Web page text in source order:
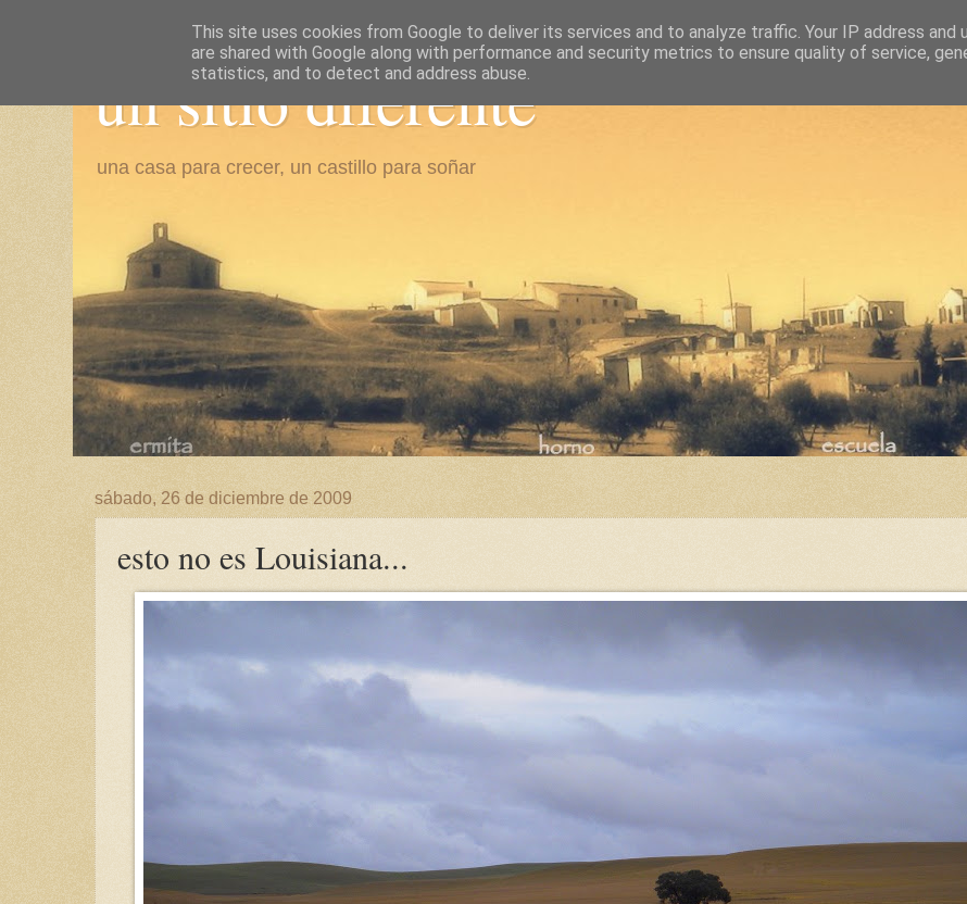
un sitio diferente
una casa para crecer, un castillo para soñar
sábado, 26 de diciembre de 2009
esto no es Louisiana...
This site uses cookies from Google to deliver its services and to analyze traffic. Your IP address and
are shared with Google along with performance and security metrics to ensure quality of service,
statistics, and to detect and address abuse.